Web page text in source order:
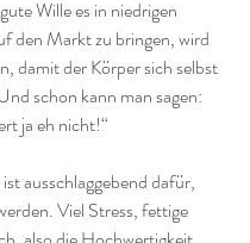
Wille es in niedrigen
den Markt zu bringen, wird
damit der Körper sich selbst
schon kann man sagen:
ja eh nicht!“
ausschlaggebend dafür,
Viel Stress, fettige